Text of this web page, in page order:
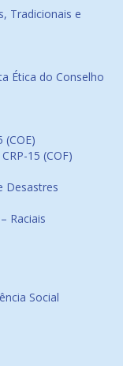
Tradicionais e
Ética do Conselho
(COE)
15 (COF)
Desastres
Raciais
Social